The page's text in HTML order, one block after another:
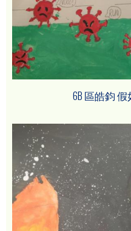
6B 區皓鈞